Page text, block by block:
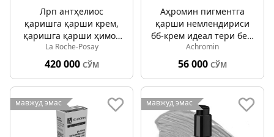
Лрп антҳелиос
қаришга қарши крем,
қаришга қарши ҳимоя
қилувчи рангли спф
50+ 50мл
La Roche-Posay
420 000 СЎМ
Аҳромин пигментга
қарши немлендириcи
бб-крем идеал тери беж
02 50мл
Achromin
56 000 СЎМ
мавжуд эмас мавжуд эмас